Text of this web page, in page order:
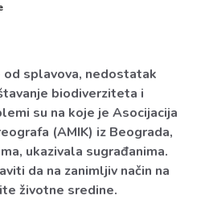
od splavova, nedostatak
biodiverziteta i
su na koje je Asocijacija
(AMIK) iz Beograda,
ukazivala sugrađanima.
da na zanimljiv način na
životne sredine.